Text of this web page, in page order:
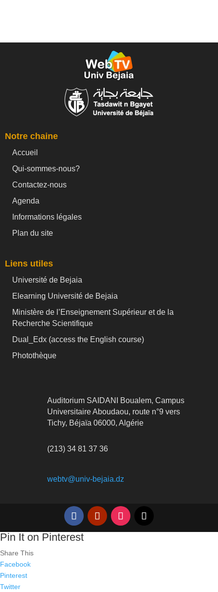
Notre chaine
Accueil
Qui-sommes-nous?
Contactez-nous
Agenda
Informations légales
Plan du site
Liens utiles
Université de Bejaia
Elearning Université de Bejaia
Ministère de l’Enseignement Supérieur et de la
Recherche Scientifique
Dual_Edx (access the English course)
Photothèque
Auditorium SAIDANI Boualem, Campus
Universitaire Aboudaou, route n°9 vers
Tichy, Béjaïa 06000, Algérie
(213) 34 81 37 36
webtv@univ-bejaia.dz
Pin It on Pinterest
Share This
Facebook
Pinterest
Twitter